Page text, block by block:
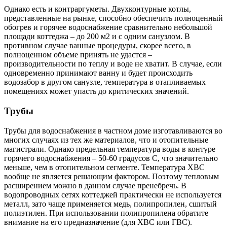
Однако есть и контраргуметы. Двухконтурные котлы,
представленные на рынке, способно обеспечить полноценный
обогрев и горячее водоснабжение сравнительно небольшой
площади коттеджа – до 200 м2 и с одним санузлом. В
противном случае ванные процедуры, скорее всего, в
полноценном объеме принять не удастся –
производительности по теплу и воде не хватит. В случае, если
одновременно принимают ванну и будет происходить
водозабор в другом санузле, температура в отапливаемых
помещениях может упасть до критических значений.
Трубы
Трубы для водоснабжения в частном доме изготавливаются во
многих случаях из тех же материалов, что и отопительные
магистрали. Однако предельная температура воды в контуре
горячего водоснабжения – 50-60 градусов С, что значительно
меньше, чем в отопительном сегменте. Температура ХВС
вообще не является решающим фактором. Поэтому тепловым
расширением можно в данном случае пренебречь. В
водопроводных сетях коттеджей практически не используется
металл, зато чаще применяется медь, полипропилен, сшитый
полиэтилен. При использовании полипропилена обратите
внимание на его предназначение (для ХВС или ГВС).